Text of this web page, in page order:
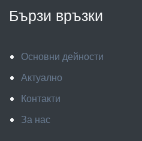
Бързи връзки
Основни дейности
Актуално
Контакти
За нас